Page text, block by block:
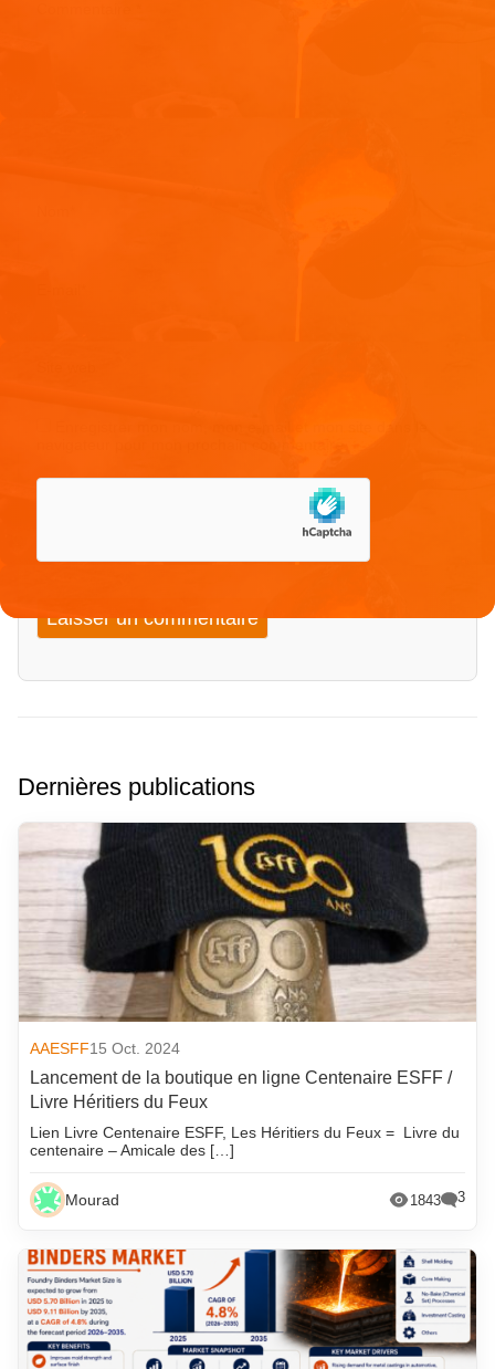
Dernières publications
AAESFF15 Oct. 2024
Lancement de la boutique en ligne Centenaire ESFF /
Livre Héritiers du Feux
Lien Livre Centenaire ESFF, Les Héritiers du Feux = Livre du
centenaire – Amicale des […]
Mourad 1843 3